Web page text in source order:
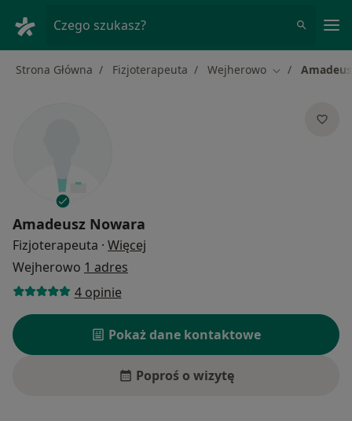
Czego szukasz?
Strona Główna Fizjoterapeuta Wejherowo Zmień miasto
Amadeusz Nowara
Fizjoterapeuta · Więcej
Wejherowo 1 adres
4 opinie
Pokaż dane kontaktowe
Poproś o wizytę